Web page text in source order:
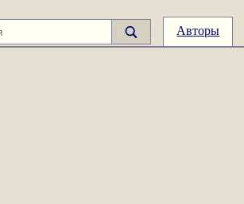
Авторы